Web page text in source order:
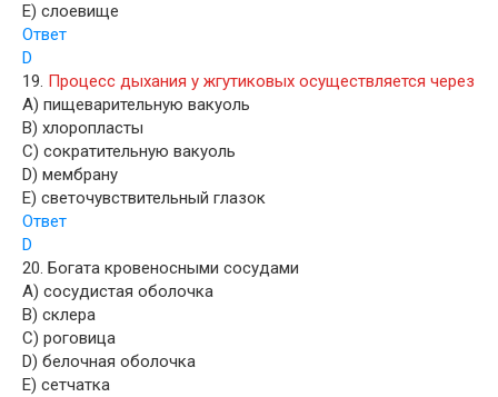
E) слоевище
Ответ
D
19. Процесс дыхания у жгутиковых осуществляется через
A) пищеварительную вакуоль
B) хлоропласты
C) сократительную вакуоль
D) мембрану
E) светочувствительный глазок
Ответ
D
20. Богата кровеносными сосудами
A) сосудистая оболочка
B) склера
C) роговица
D) белочная оболочка
E) сетчатка